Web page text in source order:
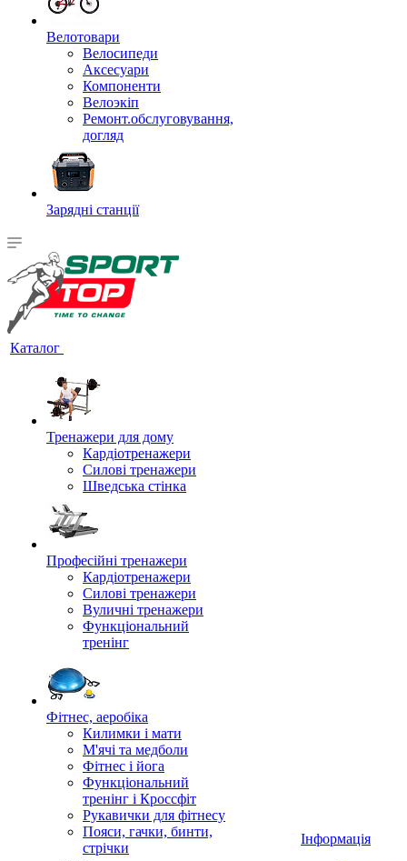
Велотовари
Велосипеди
Аксесуари
Компоненти
Велоэкіп
Ремонт.обслуговування,
догляд
Зарядні станції
Каталог
Тренажери для дому
Кардіотренажери
Силові тренажери
Шведська стінка
Професійні тренажери
Кардіотренажери
Силові тренажери
Вуличні тренажери
Функціональний
тренінг
Фітнес, аеробіка
Килимки і мати
М'ячі та медболи
Фітнес і йога
Функціональний
тренінг і Кроссфіт
Рукавички для фітнесу
Пояси, гачки, бинти,
стрічки
Інформація